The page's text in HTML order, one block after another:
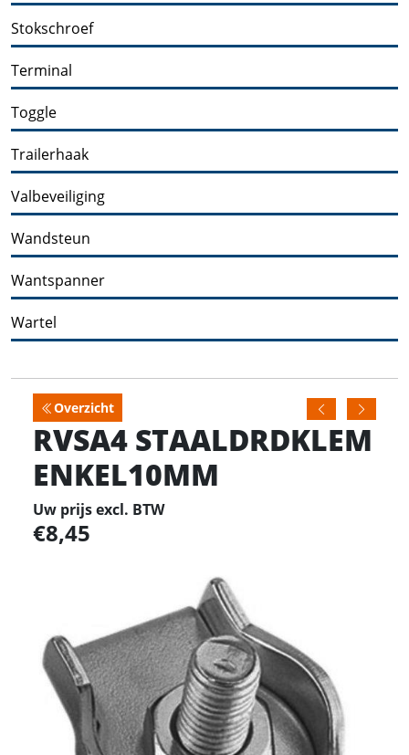
Stokschroef
Terminal
Toggle
Trailerhaak
Valbeveiliging
Wandsteun
Wantspanner
Wartel
Overzicht
RVSA4 STAALDRDKLEM
ENKEL10MM
Uw prijs excl. BTW
8,45